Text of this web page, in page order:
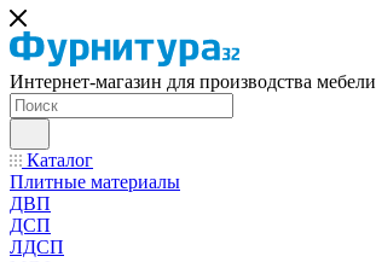
Интернет-магазин для производства мебели
Каталог
Плитные материалы
ДВП
ДСП
ЛДСП